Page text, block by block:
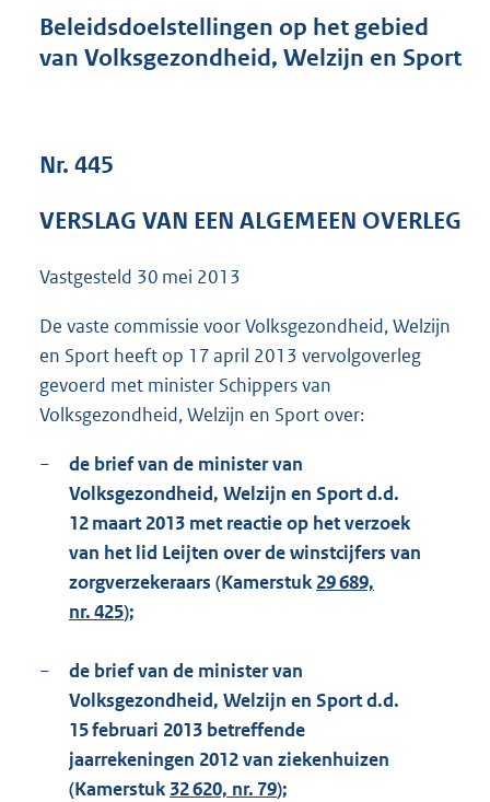
o
t
b
Beleidsdoelstellingen op het gebied
van Volksgezondheid, Welzijn en Sport
Nr. 445
VERSLAG VAN EEN ALGEMEEN OVERLEG
Vastgesteld 30 mei 2013
De vaste commissie voor Volksgezondheid, Welzijn
en Sport heeft op 17 april 2013 vervolgoverleg
gevoerd met minister Schippers van
Volksgezondheid, Welzijn en Sport over:
−
de brief van de minister van
Volksgezondheid, Welzijn en Sport d.d.
12 maart 2013 met reactie op het verzoek
van het lid Leijten over de winstcijfers van
zorgverzekeraars (Kamerstuk 29 689,
nr. 425);
−
de brief van de minister van
Volksgezondheid, Welzijn en Sport d.d.
15 februari 2013 betreffende
jaarrekeningen 2012 van ziekenhuizen
(Kamerstuk 32 620, nr. 79);